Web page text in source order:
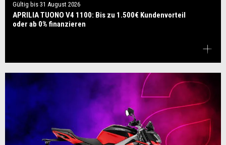
Gültig bis 31 August 2026
APRILIA TUONO V4 1100: Bis zu 1.500€ Kundenvorteil
oder ab 0% finanzieren